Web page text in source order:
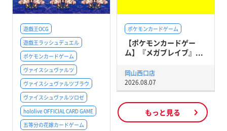
ポケモンカードゲーム
【ポケモンカードゲー
ム】『メガブレイブ』...
岡山西口店
2026.08.07
遊戯王OCG
遊戯王ラッシュデュエル
ポケモンカードゲーム
ヴァイスシュヴァルツ
ヴァイスシュヴァルツブラウ
ヴァイスシュヴァルツロゼ
hololive OFFICIAL CARD GAME
五等分の花嫁カードゲーム
もっと見る